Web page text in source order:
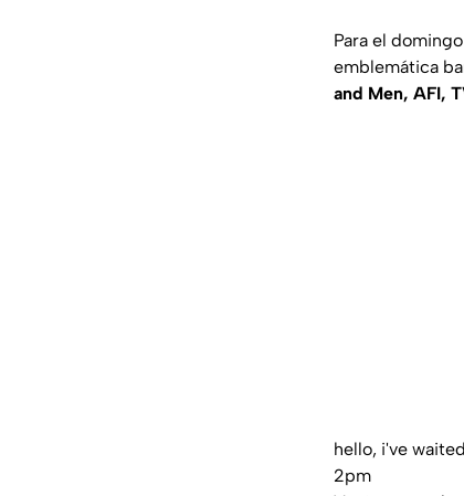
Para el
emblemática
and Men, AFI,
hello, i've
2pm